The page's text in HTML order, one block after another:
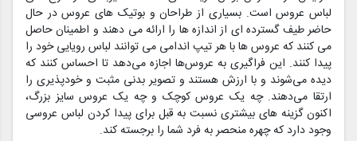
لباس عروس است. بسیاری از طراحان و بوتیک های عروس در حال
حاضر طیف گسترده ای از اندازه ها را ارائه می دهند و اطمینان حاصل
می کنند که عروس ها با هر تیپ اندامی می توانند لباس رویایی خود را
پیدا کنند. این فراگیری به عروس‌ها اجازه می‌دهد تا احساس کنند که
دیده می‌شوند و با ارزش هستند و تصویر بدنی مثبت و خودپذیری را
ارتقا می‌دهند. چه یک عروس کوچک و چه یک عروس سایز بزرگ،
اکنون گزینه های بیشتری نسبت به قبل برای پیدا کردن لباس عروسی
وجود دارد که چهره منحصر به فرد شما را برجسته کند.